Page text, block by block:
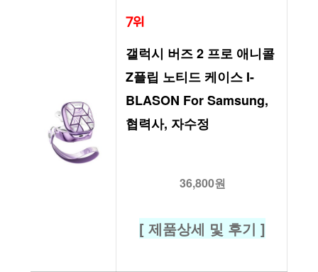
7위
갤럭시 버즈 2 프로 애니콜
Z플립 노티드 케이스 I-
BLASON For Samsung,
협력사, 자수정
36,800원
[ 제품상세 및 후기 ]